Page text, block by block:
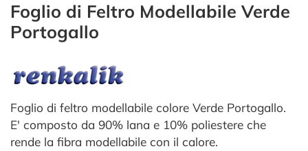
Foglio di Feltro Modellabile Verde
Portogallo
Foglio di feltro modellabile colore Verde Portogallo.
E' composto da 90% lana e 10% poliestere che
rende la fibra modellabile con il calore.